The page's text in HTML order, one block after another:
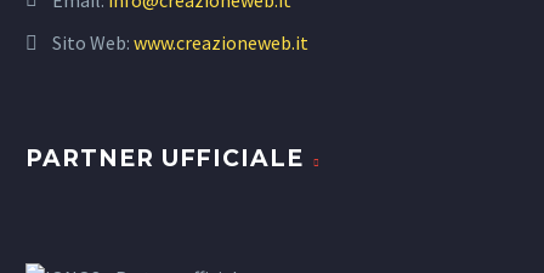
Sito Web: www.creazioneweb.it
PARTNER UFFICIALE